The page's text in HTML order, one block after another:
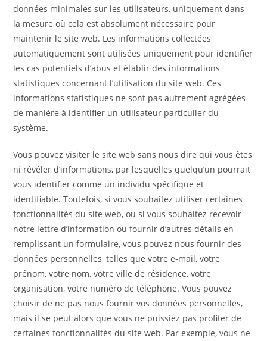
données minimales sur les utilisateurs, uniquement dans
la mesure où cela est absolument nécessaire pour
maintenir le site web. Les informations collectées
automatiquement sont utilisées uniquement pour identifier
les cas potentiels d’abus et établir des informations
statistiques concernant l’utilisation du site web. Ces
informations statistiques ne sont pas autrement agrégées
de manière à identifier un utilisateur particulier du
système.
Vous pouvez visiter le site web sans nous dire qui vous êtes
ni révéler d’informations, par lesquelles quelqu’un pourrait
vous identifier comme un individu spécifique et
identifiable. Toutefois, si vous souhaitez utiliser certaines
fonctionnalités du site web, ou si vous souhaitez recevoir
notre lettre d’information ou fournir d’autres détails en
remplissant un formulaire, vous pouvez nous fournir des
données personnelles, telles que votre e-mail, votre
prénom, votre nom, votre ville de résidence, votre
organisation, votre numéro de téléphone. Vous pouvez
choisir de ne pas nous fournir vos données personnelles,
mais il se peut alors que vous ne puissiez pas profiter de
certaines fonctionnalités du site web. Par exemple, vous ne